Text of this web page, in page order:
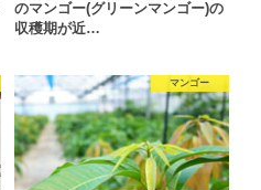
のマンゴー(グリーンマンゴー)の
収穫期が近…
マンゴー